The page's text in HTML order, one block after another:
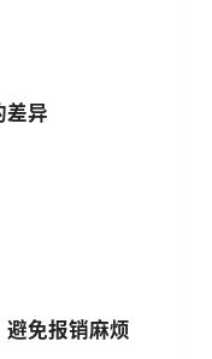
差异
免报销麻烦